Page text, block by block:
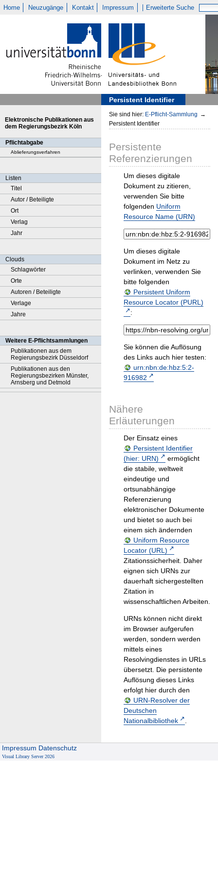
Home Neuzugänge Kontakt Impressum Erweiterte Suche
Persistent Identifier
Elektronische Publikationen aus
dem Regierungsbezirk Köln
Pflichtabgabe
Ablieferungsverfahren
Listen
Titel
Autor / Beteiligte
Ort
Verlag
Jahr
Clouds
Schlagwörter
Orte
Autoren / Beteiligte
Verlage
Jahre
Weitere E-Pflichtsammlungen
Publikationen aus dem
Regierungsbezirk Düsseldorf
Publikationen aus den
Regierungsbezirken Münster,
Arnsberg und Detmold
Sie sind hier: E-Pflicht-Sammlung →
Persistent Identifier
Persistente
Referenzierungen
Um dieses digitale
Dokument zu zitieren,
verwenden Sie bitte
folgenden Uniform
Resource Name (URN)
Um dieses digitale
Dokument im Netz zu
verlinken, verwenden Sie
bitte folgenden
Persistent Uniform
Resource Locator (PURL)
:
Sie können die Auflösung
des Links auch hier testen:
urn:nbn:de:hbz:5:2-
916982
Nähere
Erläuterungen
Der Einsatz eines
Persistent Identifier
(hier: URN)
ermöglicht
die stabile, weltweit
eindeutige und
ortsunabhängige
Referenzierung
elektronischer Dokumente
und bietet so auch bei
einem sich ändernden
Uniform Resource
Locator (URL)
Zitationssicherheit. Daher
eignen sich URNs zur
dauerhaft sichergestellten
Zitation in
wissenschaftlichen Arbeiten.
URNs können nicht direkt
im Browser aufgerufen
werden, sondern werden
mittels eines
Resolvingdienstes in URLs
übersetzt. Die persistente
Auflösung dieses Links
erfolgt hier durch den
URN-Resolver der
Deutschen
Nationalbibliothek
.
Impressum Datenschutz
Visual Library Server 2026